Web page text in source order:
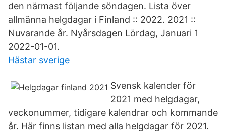
den närmast följande söndagen. Lista över
allmänna helgdagar i Finland :: 2022. 2021 ::
Nuvarande år. Nyårsdagen Lördag, Januari 1
2022-01-01.
Hästar sverige
Svensk kalender för
2021 med helgdagar,
veckonummer, tidigare kalendrar och kommande
år. Här finns listan med alla helgdagar för 2021.